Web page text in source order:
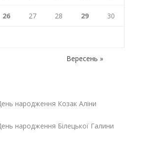
26 27 28 29 30
Вересень »
народження Козак Аліни
народження Білецької Галини